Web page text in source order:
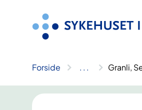
Forside .. . Granli,